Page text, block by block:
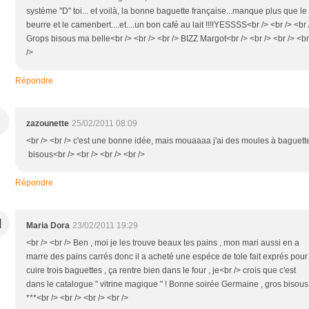
système "D" toi... et voilà, la bonne baguette française...manque plus que le
beurre et le camenbert....et....un bon café au lait !!!!YESSSS<br /> <br /> <br
Grops bisous ma belle<br /> <br /> <br /> BIZZ Margot<br /> <br /> <br /> <br
/>
Répondre
zazounette 25/02/2011 08:09
<br /> <br /> c'est une bonne idée, mais mouaaaa j'ai des moules à
bisous<br /> <br /> <br /> <br />
Répondre
Maria Dora 23/02/2011 19:29
<br /> <br /> Ben , moi je les trouve beaux tes pains , mon mari aussi en a
marre des pains carrés donc il a acheté une espéce de tole fait exprés pour
cuire trois baguettes , ça rentre bien dans le four , je<br /> crois que c'est
dans le catalogue " vitrine magique " ! Bonne soirée Germaine , gros
***<br /> <br /> <br /> <br />